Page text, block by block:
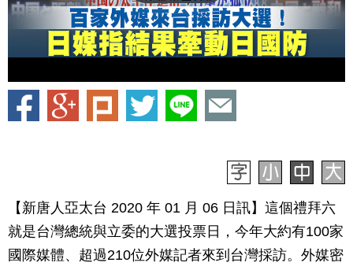
【新唐人亞太台 2020 年 01 月 06 日訊】這個禮拜六
就是台灣總統與立委的大選投票日，今年大約有100家
國際媒體、超過210位外媒記者來到台灣採訪。外媒密